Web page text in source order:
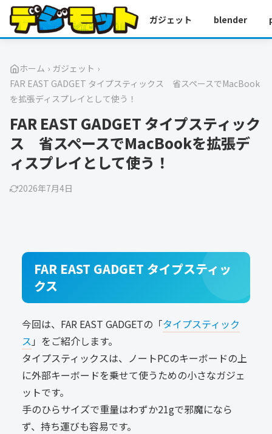
ガジェット blender
ホーム › ガジェット ›
FAR EAST GADGET タイプスティックス 省スペースでMacBook
を拡張ディスプレイとして使う！
FAR EAST GADGET タイプスティック
ス 省スペースでMacBookを拡張デ
ィスプレイとして使う！
2026年7月4日
FAR EAST GADGET タイプスティッ
クス
今回は、FAR EAST GADGETの「タイプスティック
ス 」をご紹介します。
タイプスティックスは、ノートPCのキーボードの上
に外部キーボードを乗せて使うための小さなガジェ
ットです。
手のひらサイズで重量はわずか21gで邪魔になら
ず、持ち運びも容易です。